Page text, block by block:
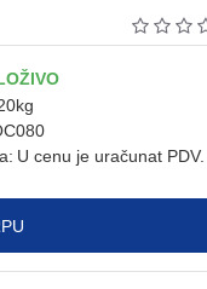
U cenu je uračunat PDV.